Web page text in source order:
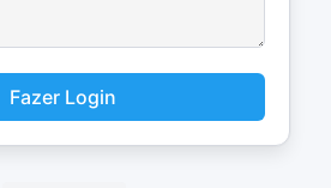
Fazer Login